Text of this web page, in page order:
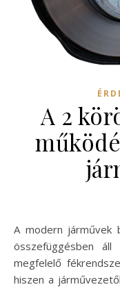
A 2
A modern járművek biztonsága és teljesítménye szoros
összefüggésben
megfelelő
hiszen a